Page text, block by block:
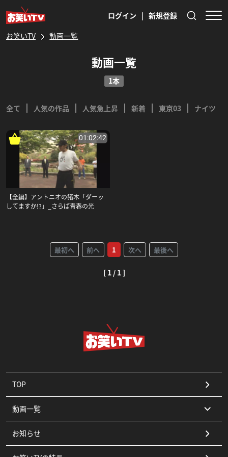
ログイン | 新規登録
お笑いTV 動画一覧
動画一覧
1本
全て 人気の作品 人気急上昇 新着 東京03 ナイツ
01:02:42
【全編】アントニオの猪木「ダーッ
してますか!?」_さらば青春の光
最初へ 前へ 1 次へ 最後へ
[ 1 / 1 ]
TOP
動画一覧
コント
お知らせ